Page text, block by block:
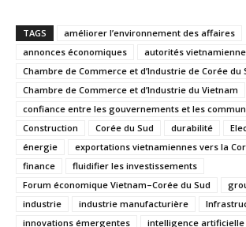
TAGS
améliorer l’environnement des affaires
annonces économiques
autorités
Chambre de Commerce et d’Industrie de Corée du
Chambre de Commerce et d’Industrie du Vietnam
confiance entre les gouvernements et les
Construction
Corée du Sud durabilité
énergie
exportations vietnamiennes vers la
finance
fluidifier les investissements
Forum économique Vietnam–Corée du Sud
industrie
industrie manufacturière
innovations émergentes
intelligence artificielle